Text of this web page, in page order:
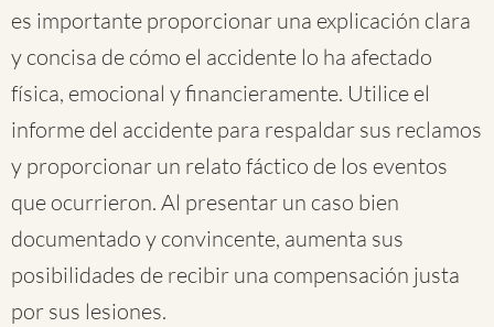
es importante proporcionar una explicación clara
y concisa de cómo el accidente lo ha afectado
física, emocional y financieramente. Utilice el
informe del accidente para respaldar sus reclamos
y proporcionar un relato fáctico de los eventos
que ocurrieron. Al presentar un caso bien
documentado y convincente, aumenta sus
posibilidades de recibir una compensación justa
por sus lesiones.